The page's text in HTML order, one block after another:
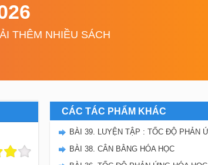
THÊM NHIỀU SÁCH
CÁC TÁC PHẨM KHÁC
BÀI 38. CÂN BẰNG HÓA HỌC